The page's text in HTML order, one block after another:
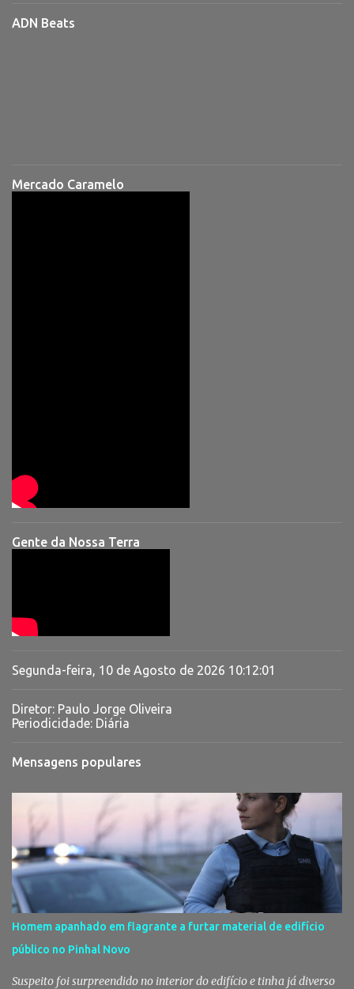
ADN Beats
Mercado Caramelo
Gente da Nossa Terra
Segunda-feira, 10 de Agosto de 2026 10:12:02
Diretor: Paulo Jorge Oliveira
Periodicidade: Diária
Mensagens populares
Homem apanhado em flagrante a furtar material de edifício
público no Pinhal Novo
Suspeito foi surpreendido no interior do edifício e tinha já diverso